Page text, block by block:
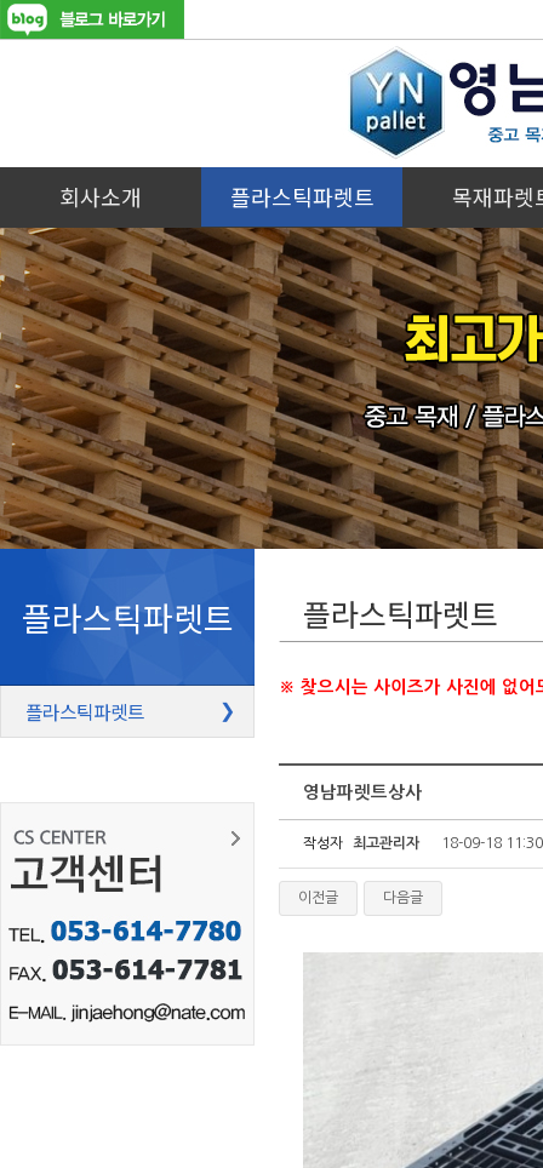
회사소개 플라스틱파렛트 목재파렛
플라스틱파렛트
플라스틱파렛트 ❯
플라스틱파렛트
※ 찾으시는 사이즈가 사진에 없어
영남파렛트상사
작성자 최고관리자 18-09-18 11:30
이전글 다음글